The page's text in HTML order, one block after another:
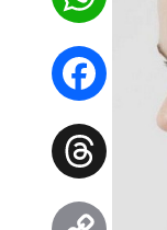
WhatsApp
Facebook
Threads